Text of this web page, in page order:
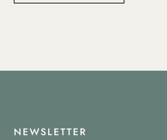
NEWSLETTER